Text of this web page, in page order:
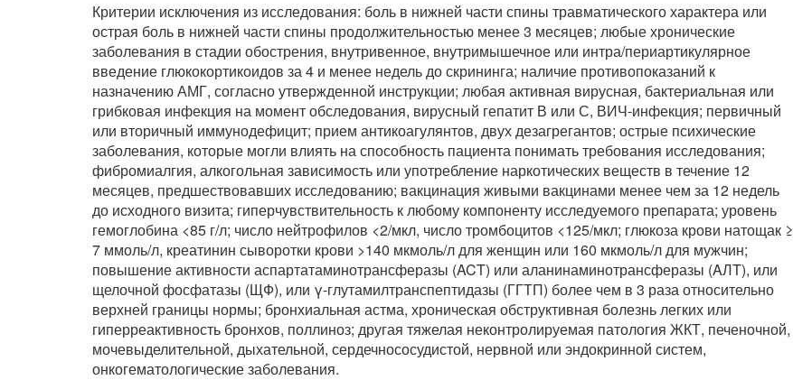
Критерии исключения из исследования: боль в нижней части спины травматического характера или
острая боль в нижней части спины продолжительностью менее 3 месяцев; любые хронические
заболевания в стадии обострения, внутривенное, внутримышечное или интра/периартикулярное
введение глюкокортикоидов за 4 и менее недель до скрининга; наличие противопоказаний к
назначению АМГ, согласно утвержденной инструкции; любая активная вирусная, бактериальная или
грибковая инфекция на момент обследования, вирусный гепатит В или С, ВИЧ-инфекция; первичный
или вторичный иммунодефицит; прием антикоагулянтов, двух дезагрегантов; острые психические
заболевания, которые могли влиять на способность пациента понимать требования исследования;
фибромиалгия, алкогольная зависимость или употребление наркотических веществ в течение 12
месяцев, предшествовавших исследованию; вакцинация живыми вакцинами менее чем за 12 недель
до исходного визита; гиперчувствительность к любому компоненту исследуемого препарата; уровень
гемоглобина <85 г/л; число нейтрофилов <2/мкл, число тромбоцитов <125/мкл; глюкоза крови натощак ≥
7 ммоль/л, креатинин сыворотки крови >140 мкмоль/л для женщин или 160 мкмоль/л для мужчин;
повышение активности аспартатаминотрансферазы (ACT) или аланинаминотрансферазы (AЛT), или
щелочной фосфатазы (ЩФ), или γ-глутамилтранспептидазы (ГГТП) более чем в 3 раза относительно
верхней границы нормы; бронхиальная астма, хроническая обструктивная болезнь легких или
гиперреактивность бронхов, поллиноз; другая тяжелая неконтролируемая патология ЖКТ, печеночной,
мочевыделительной, дыхательной, сердечнососудистой, нервной или эндокринной систем,
онкогематологические заболевания.